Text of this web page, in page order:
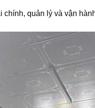
quản lý và vận